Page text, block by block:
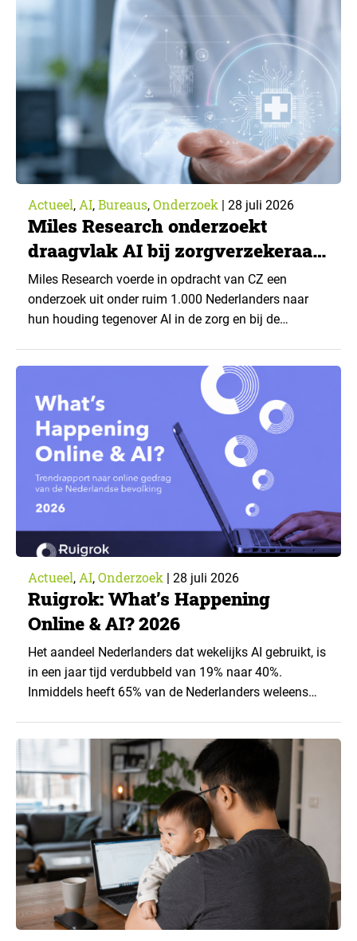
Actueel, AI, Bureaus, Onderzoek | 28 juli 2026
Miles Research onderzoekt
draagvlak AI bij zorgverzekeraar
CZ
Miles Research voerde in opdracht van CZ een
onderzoek uit onder ruim 1.000 Nederlanders naar
hun houding tegenover AI in de zorg en bij de
toepassingen, en waar trekken zij een grens? Dit
artikel is aangeleverd door kennispartner Miles
Research. ▼ De uitkomsten zijn…
Actueel, AI, Onderzoek | 28 juli 2026
Ruigrok: What’s Happening
Online & AI? 2026
Het aandeel Nederlanders dat wekelijks AI gebruikt, is
in een jaar tijd verdubbeld van 19% naar 40%.
Inmiddels heeft 65% van de Nederlanders weleens
van What’s Happening Online & AI? 2026, het
jaarlijkse trendrapport van Ruigrok onderzoek &
advies over…